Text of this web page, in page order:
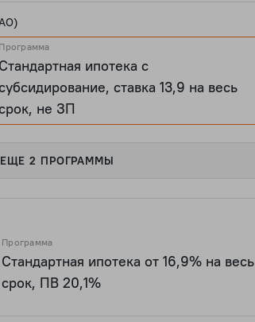
Программа
Стандартная ипотека с
ставка 13,9 на весь
не ЗП
2 ПРОГРАММЫ
Программа
Стандартная ипотека от 16,9% на весь
срок, ПВ 20,1%